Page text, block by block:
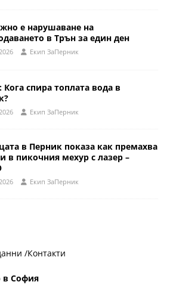
е нарушаване на
в Трън за един ден
Eкип ЗаПерник
Кога спира топлата вода в
Eкип ЗаПерник
в Перник показа как премахва
в пикочния мехур с лазер –
Eкип ЗаПерник
/Контакти
в София